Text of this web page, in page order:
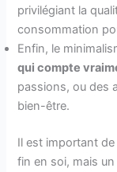
privilégiant la
consommation
Enfin, le
qui compte
passions, ou des
bien-être.
Il est important de
fin en soi, mais